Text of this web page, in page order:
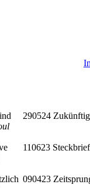
290524
110623
090423